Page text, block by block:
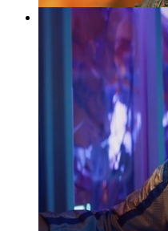
Фото: Пресс-служба